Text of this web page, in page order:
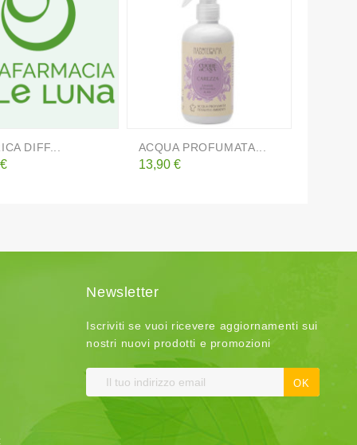
DIFF... ACQUA PROFUMATA...
Prezzo
13,90 €
Newsletter
Iscriviti se vuoi ricevere aggiornamenti sui
nostri nuovi prodotti e promozioni